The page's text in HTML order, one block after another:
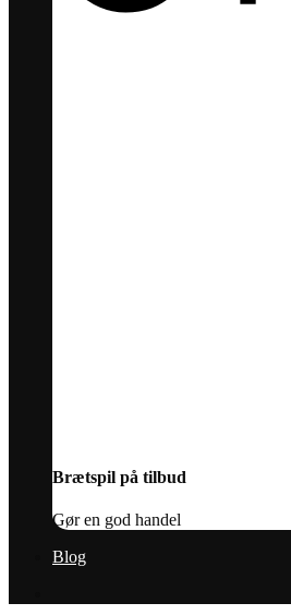
Brætspil på tilbud
Gør en god handel
Blog